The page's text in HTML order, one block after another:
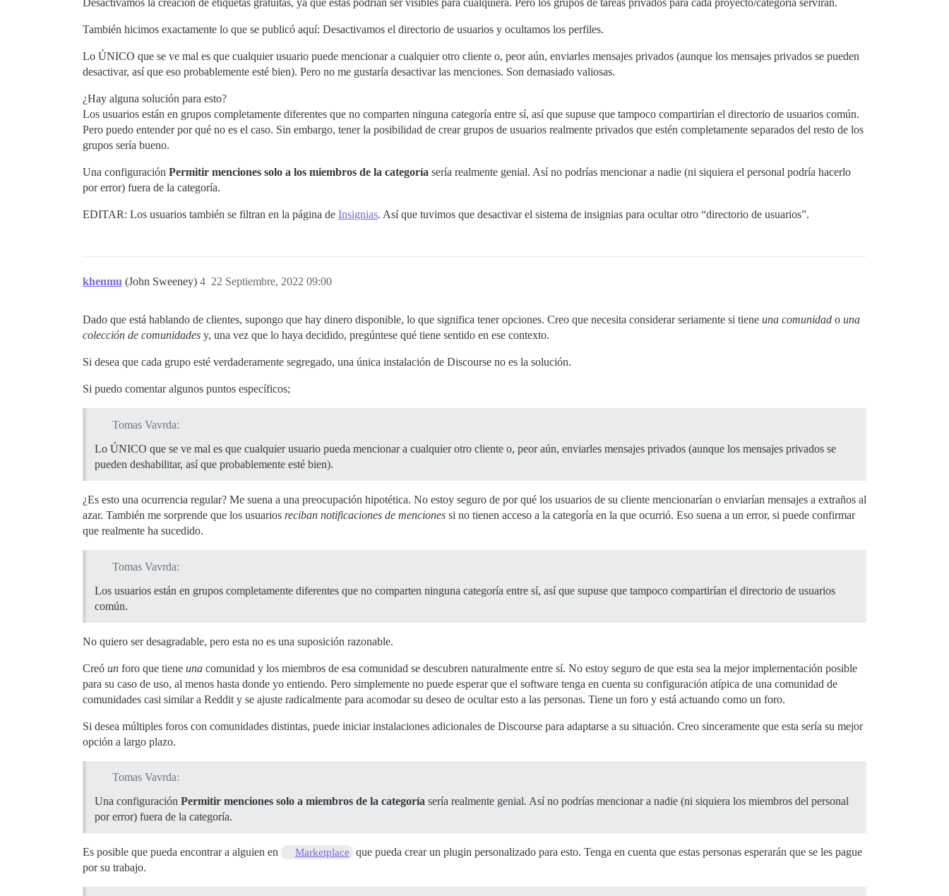
Desactivamos la creación de etiquetas gratuitas, ya que estas podrían ser visibles para cualquiera. Pero los grupos de tareas privados para cada proyecto/categoría servirán.
También hicimos exactamente lo que se publicó aquí: Desactivamos el directorio de usuarios y ocultamos los perfiles.
Lo ÚNICO que se ve mal es que cualquier usuario puede mencionar a cualquier otro cliente o, peor aún, enviarles mensajes privados (aunque los mensajes privados se pueden
desactivar, así que eso probablemente esté bien). Pero no me gustaría desactivar las menciones. Son demasiado valiosas.
¿Hay alguna solución para esto?
Los usuarios están en grupos completamente diferentes que no comparten ninguna categoría entre sí, así que supuse que tampoco compartirían el directorio de usuarios común.
Pero puedo entender por qué no es el caso. Sin embargo, tener la posibilidad de crear grupos de usuarios realmente privados que estén completamente separados del resto de los
grupos sería bueno.
Una configuración Permitir menciones solo a los miembros de la categoría sería realmente genial. Así no podrías mencionar a nadie (ni siquiera el personal podría hacerlo
por error) fuera de la categoría.
EDITAR: Los usuarios también se filtran en la página de Insignias. Así que tuvimos que desactivar el sistema de insignias para ocultar otro “directorio de usuarios”.
khenmu (John Sweeney) 22 Septiembre, 2022 09:00
4
Dado que está hablando de clientes, supongo que hay dinero disponible, lo que significa tener opciones. Creo que necesita considerar seriamente si tiene una comunidad o una
colección de comunidades y, una vez que lo haya decidido, pregúntese qué tiene sentido en ese contexto.
Si desea que cada grupo esté verdaderamente segregado, una única instalación de Discourse no es la solución.
Si puedo comentar algunos puntos específicos;
Tomas Vavrda:
Lo ÚNICO que se ve mal es que cualquier usuario pueda mencionar a cualquier otro cliente o, peor aún, enviarles mensajes privados (aunque los mensajes privados se
pueden deshabilitar, así que probablemente esté bien).
¿Es esto una ocurrencia regular? Me suena a una preocupación hipotética. No estoy seguro de por qué los usuarios de su cliente mencionarían o enviarían mensajes a extraños al
azar. También me sorprende que los usuarios reciban notificaciones de menciones si no tienen acceso a la categoría en la que ocurrió. Eso suena a un error, si puede confirmar
que realmente ha sucedido.
Tomas Vavrda:
Los usuarios están en grupos completamente diferentes que no comparten ninguna categoría entre sí, así que supuse que tampoco compartirían el directorio de usuarios
común.
No quiero ser desagradable, pero esta no es una suposición razonable.
Creó un foro que tiene una comunidad y los miembros de esa comunidad se descubren naturalmente entre sí. No estoy seguro de que esta sea la mejor implementación posible
para su caso de uso, al menos hasta donde yo entiendo. Pero simplemente no puede esperar que el software tenga en cuenta su configuración atípica de una comunidad de
comunidades casi similar a Reddit y se ajuste radicalmente para acomodar su deseo de ocultar esto a las personas. Tiene un foro y está actuando como un foro.
Si desea múltiples foros con comunidades distintas, puede iniciar instalaciones adicionales de Discourse para adaptarse a su situación. Creo sinceramente que esta sería su mejor
opción a largo plazo.
Tomas Vavrda:
Una configuración Permitir menciones solo a miembros de la categoría sería realmente genial. Así no podrías mencionar a nadie (ni siquiera los miembros del personal
por error) fuera de la categoría.
Es posible que pueda encontrar a alguien en Marketplace
que pueda crear un plugin personalizado para esto. Tenga en cuenta que estas personas esperarán que se les pague
por su trabajo.